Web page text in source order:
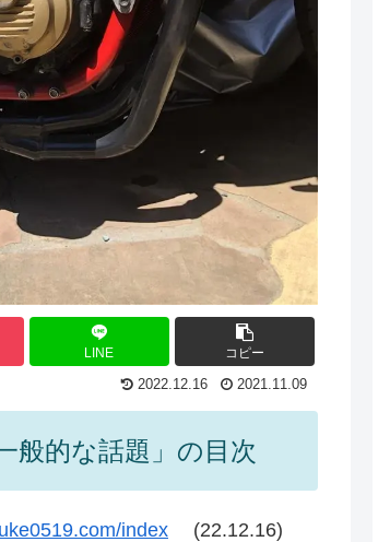
LINE コピー
2022.12.16 2021.11.09
般的な話題」の目次
index ‎ (22.12.16)